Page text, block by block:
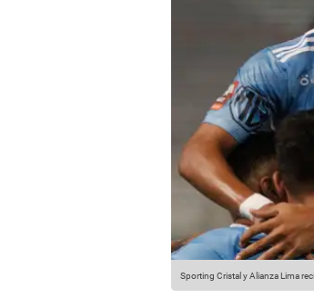
Sporting Cristal y Alianza Lima